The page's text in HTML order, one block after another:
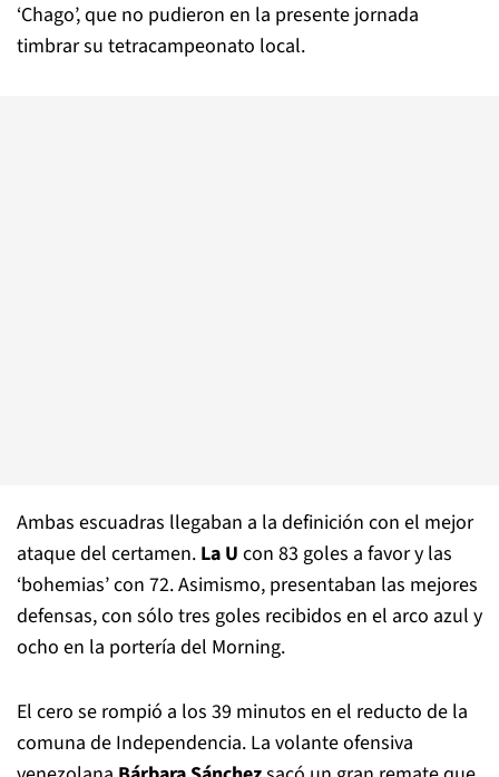
‘Chago’, que no pudieron en la presente jornada
timbrar su tetracampeonato local.
Ambas escuadras llegaban a la definición con el mejor
ataque del certamen. La U con 83 goles a favor y las
‘bohemias’ con 72. Asimismo, presentaban las mejores
defensas, con sólo tres goles recibidos en el arco azul y
ocho en la portería del Morning.
El cero se rompió a los 39 minutos en el reducto de la
comuna de Independencia. La volante ofensiva